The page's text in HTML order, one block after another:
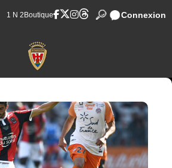
1 N 2 Boutique Connexion